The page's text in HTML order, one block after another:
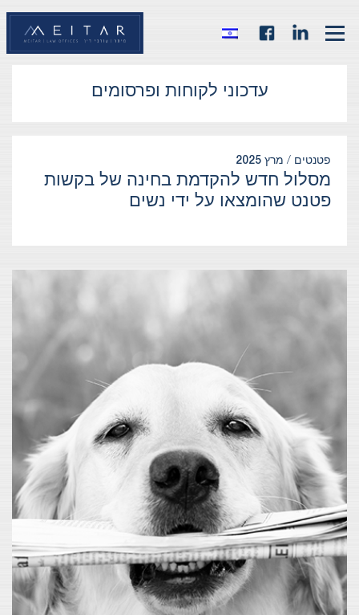
עדכוני לקוחות ופרסומים
פטנטים / מרץ 2025
מסלול חדש להקדמת בחינה של בקשות
פטנט שהומצאו על ידי נשים